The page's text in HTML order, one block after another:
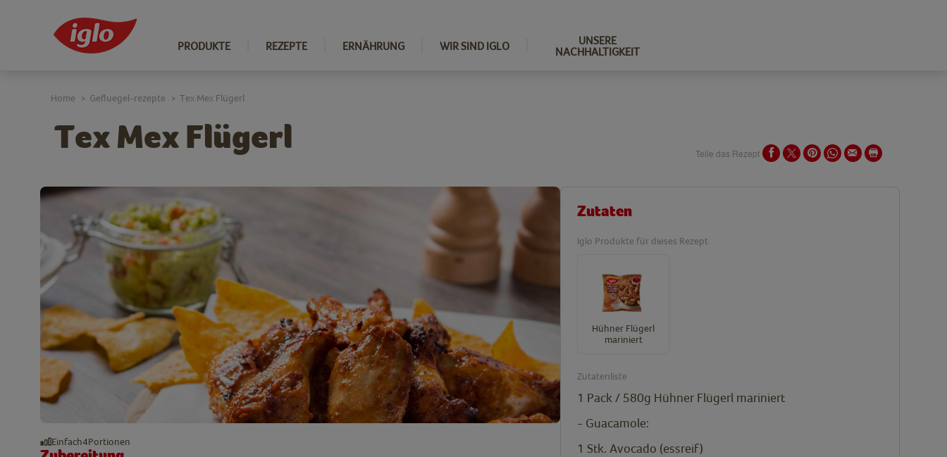
PRODUKTE REZEPTE ERNÄHRUNG WIR SIND IGLO
UNSERE
NACHHALTIGKEIT
Tex Mex Flügerl Teile das Rezept
Home > Gefluegel-rezepte > Tex Mex Flügerl
Einfach4Portionen
Zutaten
Iglo Produkte für dieses Rezept
Hühner Flügerl
mariniert
Zutatenliste
1 Pack / 580g Hühner Flügerl mariniert
- Guacamole:
1 Stk. Avocado (essreif)